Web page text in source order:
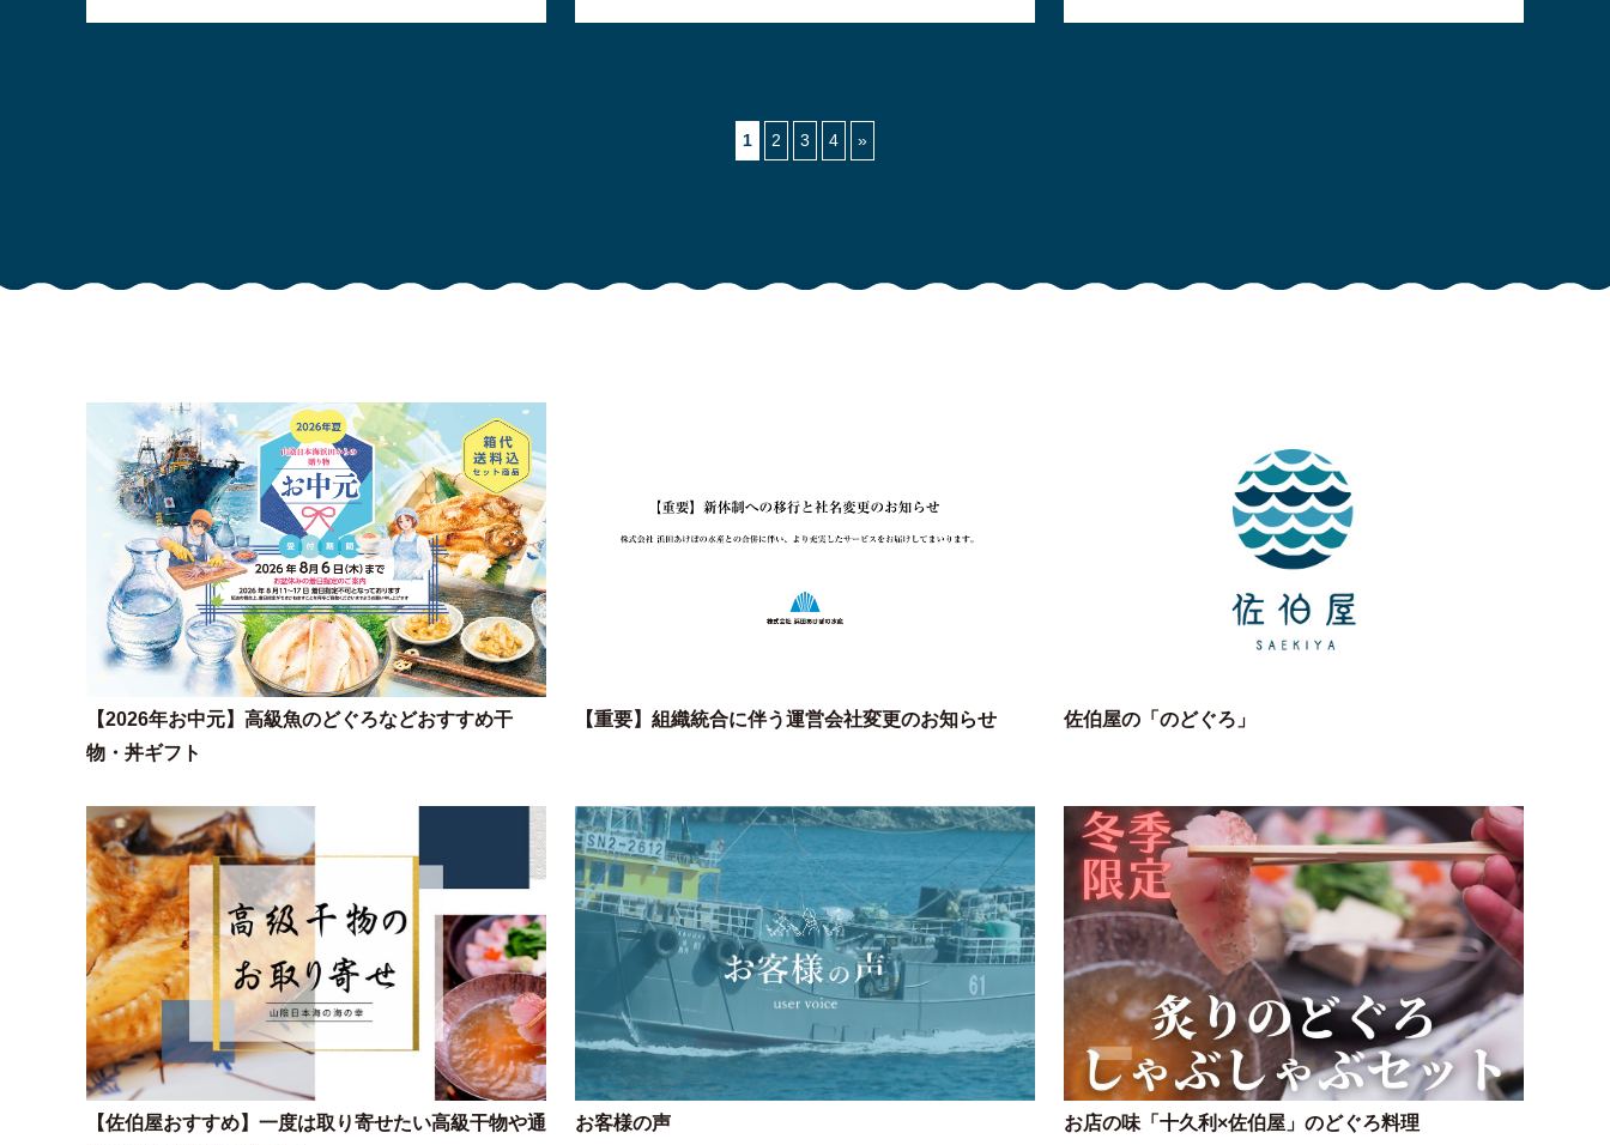
1 2 3 4 »
【2026年お中元】高級魚のどぐろなどおすすめ干
物・丼ギフト
【重要】組織統合に伴う運営会社変更のお知らせ 佐伯屋の「のどぐろ」
【佐伯屋おすすめ】一度は取り寄せたい高級干物や通
お客様の声 お店の味「十久利×佐伯屋」のどぐろ料理